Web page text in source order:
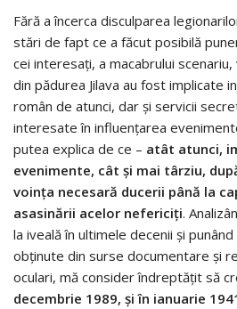
Fără a încerca disculparea
stări de fapt ce a făcut posibilă
cei interesați, a macabrului
din pădurea Jilava au fost implicate
român de atunci, dar și servicii
interesate în influențarea
putea explica de ce – atât atunci,
evenimente, cât și mai târziu,
voința necesară ducerii până la
asasinării acelor nefericiţi.
la iveală în ultimele decenii și
obținute din surse documentare și
oculari, mă consider îndreptățit să
decembrie 1989, și în ianuarie